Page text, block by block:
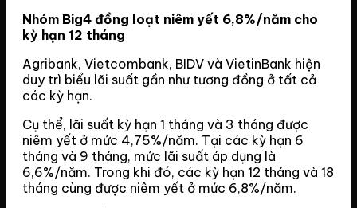
Nhóm Big4 đồng loạt niêm yết 6,8%/năm cho
kỳ hạn 12 tháng
Agribank, Vietcombank, BIDV và VietinBank hiện
duy trì biểu lãi suất gần như tương đồng ở tất cả
các kỳ hạn.
Cụ thể, lãi suất kỳ hạn 1 tháng và 3 tháng được
niêm yết ở mức 4,75%/năm. Tại các kỳ hạn 6
tháng và 9 tháng, mức lãi suất áp dụng là
6,6%/năm. Trong khi đó, các kỳ hạn 12 tháng và 18
tháng cùng được niêm yết ở mức 6,8%/năm.